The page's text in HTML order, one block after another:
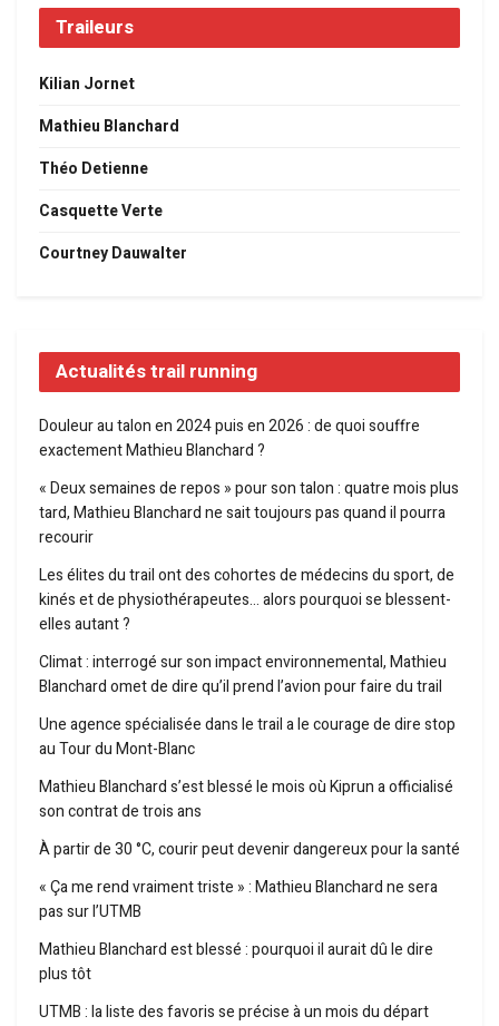
Traileurs
Kilian Jornet
Mathieu Blanchard
Théo Detienne
Casquette Verte
Courtney Dauwalter
Actualités trail running
Douleur au talon en 2024 puis en 2026 : de quoi souffre
exactement Mathieu Blanchard ?
« Deux semaines de repos » pour son talon : quatre mois plus
tard, Mathieu Blanchard ne sait toujours pas quand il pourra
recourir
Les élites du trail ont des cohortes de médecins du sport, de
kinés et de physiothérapeutes… alors pourquoi se blessent-
elles autant ?
Climat : interrogé sur son impact environnemental, Mathieu
Blanchard omet de dire qu’il prend l’avion pour faire du trail
Une agence spécialisée dans le trail a le courage de dire stop
au Tour du Mont-Blanc
Mathieu Blanchard s’est blessé le mois où Kiprun a officialisé
son contrat de trois ans
À partir de 30 °C, courir peut devenir dangereux pour la santé
« Ça me rend vraiment triste » : Mathieu Blanchard ne sera
pas sur l’UTMB
Mathieu Blanchard est blessé : pourquoi il aurait dû le dire
plus tôt
UTMB : la liste des favoris se précise à un mois du départ